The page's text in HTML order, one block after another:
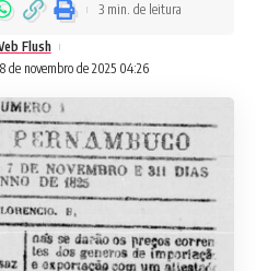
de novembro de 2025 04:26
Flush
3 min. de leitura